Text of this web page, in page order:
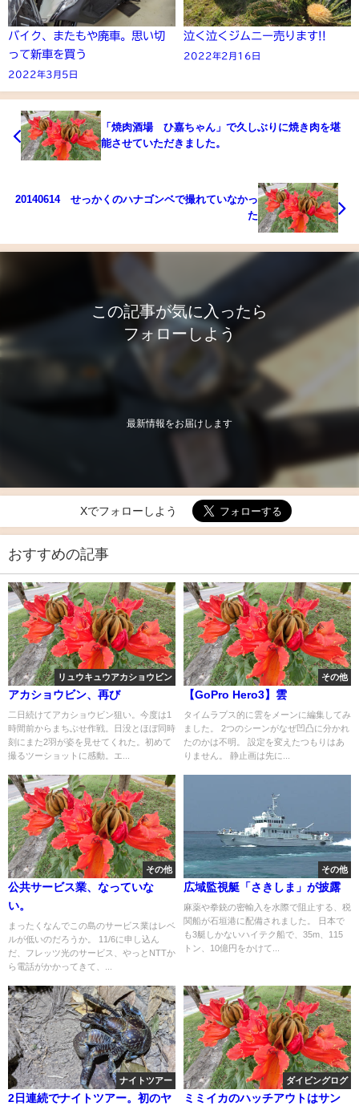
バイク、またもや廃車。思い切
って新車を買う
2022年3月5日
泣く泣くジムニー売ります!!
2022年2月16日
「焼肉酒場 ひ嘉ちゃん」で久しぶりに焼き肉を堪
能させていただきました。
20140614 せっかくのハナゴンベで撮れていなかっ
た
この記事が気に入ったら
フォローしよう
最新情報をお届けします
Xでフォローしよう
おすすめの記事
リュウキュウアカショウビン
アカショウビン、再び
二日続けてアカショウビン狙い。今度は1
時間前からまちぶせ作戦。日没とほぼ同時
刻にまた2羽が姿を見せてくれた。初めて
撮るツーショットに感動。エ...
その他
【GoPro Hero3】雲
タイムラプス的に雲をメーンに編集してみ
ました。 2つのシーンがなぜ凹凸に分かれ
たのかは不明。 設定を変えたつもりはあ
りません。 静止画は先に...
その他
公共サービス業、なっていな
い。
まったくなんでこの島のサービス業はレベ
ルが低いのだろうか。 11/6に申し込ん
だ、フレッツ光のサービス、やっとNTTか
ら電話がかかってきて、...
その他
広域監視艇「さきしま」が披露
麻薬や拳銃の密輸入を水際で阻止する、税
関船が石垣港に配備されました。 日本で
も3艇しかないハイテク船で、35m、115
トン、10億円をかけて...
ナイトツアー
2日連続でナイトツアー。初のヤ
ダイビングログ
ミミイカのハッチアウトはサン